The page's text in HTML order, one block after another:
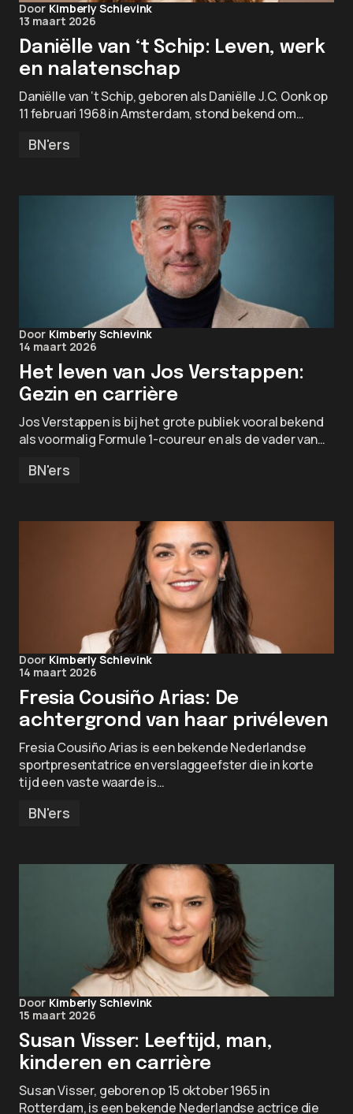
Door Kimberly Schievink
13 maart 2026
Daniëlle van ‘t Schip: Leven, werk
en nalatenschap
Daniëlle van ‘t Schip, geboren als Daniëlle J.C. Oonk op
11 februari 1968 in Amsterdam, stond bekend om…
BN'ers
Door Kimberly Schievink
14 maart 2026
Het leven van Jos Verstappen:
Gezin en carrière
Jos Verstappen is bij het grote publiek vooral bekend
als voormalig Formule 1-coureur en als de vader van…
BN'ers
Door Kimberly Schievink
14 maart 2026
Fresia Cousiño Arias: De
achtergrond van haar privéleven
Fresia Cousiño Arias is een bekende Nederlandse
sportpresentatrice en verslaggeefster die in korte
tijd een vaste waarde is…
BN'ers
Door Kimberly Schievink
15 maart 2026
Susan Visser: Leeftijd, man,
kinderen en carrière
Susan Visser, geboren op 15 oktober 1965 in
Rotterdam, is een bekende Nederlandse actrice die